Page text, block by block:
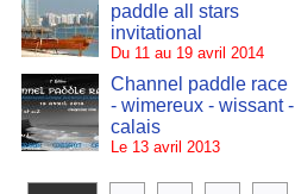
paddle all stars
invitational
Du 11 au 19 avril 2014
Channel paddle race
- wimereux - wissant -
calais
Le 13 avril 2013